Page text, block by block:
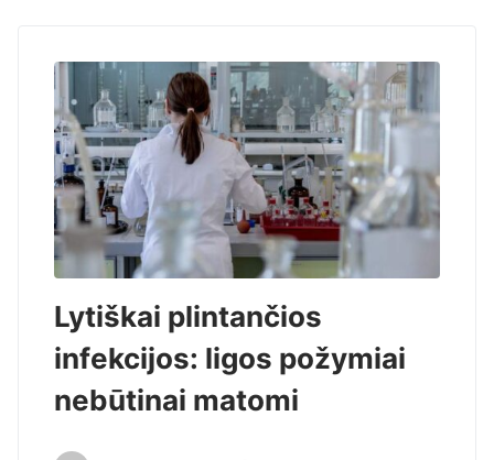
Lytiškai plintančios
infekcijos: ligos požymiai
nebūtinai matomi